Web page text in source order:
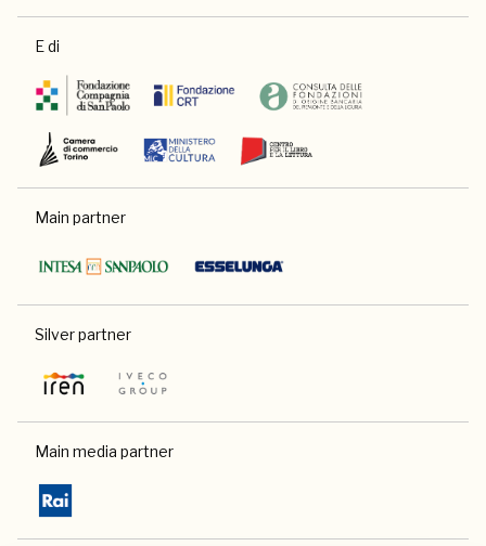
E di
Main partner
Silver partner
Main media partner